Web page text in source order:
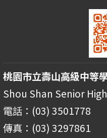
桃園市立壽山高級中等
Shou Shan Senior
電話：(03) 3501778
傳真：(03) 3297861